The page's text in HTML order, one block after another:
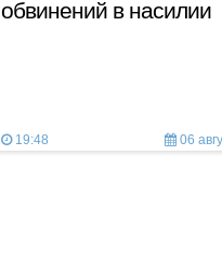
обвинений в насилии
19:48 06